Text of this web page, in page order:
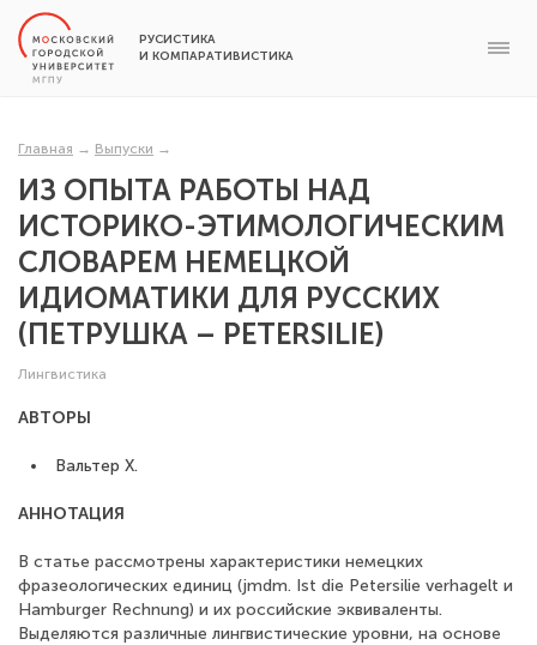
РУСИСТИКА
И КОМПАРАТИВИСТИКА
Главная → Выпуски →
ИЗ ОПЫТА РАБОТЫ НАД
ИСТОРИКО-ЭТИМОЛОГИЧЕСКИМ
СЛОВАРЕМ НЕМЕЦКОЙ
ИДИОМАТИКИ ДЛЯ РУССКИХ
(ПЕТРУШКА – PETERSILIE)
Лингвистика
АВТОРЫ
Вальтер X.
АННОТАЦИЯ
В статье рассмотрены характеристики немецких
фразеологических единиц (jmdm. Ist die Petersilie verhagelt и
Hamburger Rechnung) и их российские эквиваленты.
Выделяются различные лингвистические уровни, на основе